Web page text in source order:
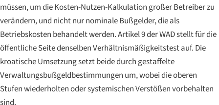
müssen, um die Kosten-Nutzen-Kalkulation großer Betreiber zu
verändern, und nicht nur nominale Bußgelder, die als
Betriebskosten behandelt werden. Artikel 9 der WAD stellt für die
öffentliche Seite denselben Verhältnismäßigkeitstest auf. Die
kroatische Umsetzung setzt beide durch gestaffelte
Verwaltungsbußgeldbestimmungen um, wobei die oberen
Stufen wiederholten oder systemischen Verstößen vorbehalten
sind.